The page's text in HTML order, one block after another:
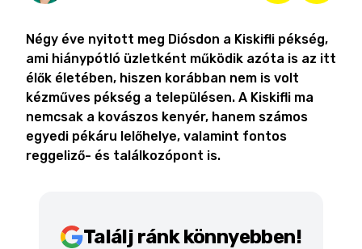
Négy éve nyitott meg Diósdon a Kiskifli pékség,
ami hiánypótló üzletként működik azóta is az itt
élők életében, hiszen korábban nem is volt
kézműves pékség a településen. A Kiskifli ma
nemcsak a kovászos kenyér, hanem számos
egyedi pékáru lelőhelye, valamint fontos
reggeliző- és találkozópont is.
Találj ránk könnyebben!